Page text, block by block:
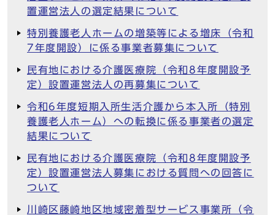
置運営法人の選定結果について
特別養護老人ホームの増築等による増床（令和
7年度開設）に係る事業者募集について
民有地における介護医療院（令和8年度開設予
定）設置運営法人の再募集について
令和6年度短期入所生活介護から本入所（特別
養護老人ホーム）への転換に係る事業者の選定
結果について
民有地における介護医療院（令和8年度開設予
定）設置運営法人募集における質問への回答に
ついて
川崎区藤崎地区地域密着型サービス事業所（令